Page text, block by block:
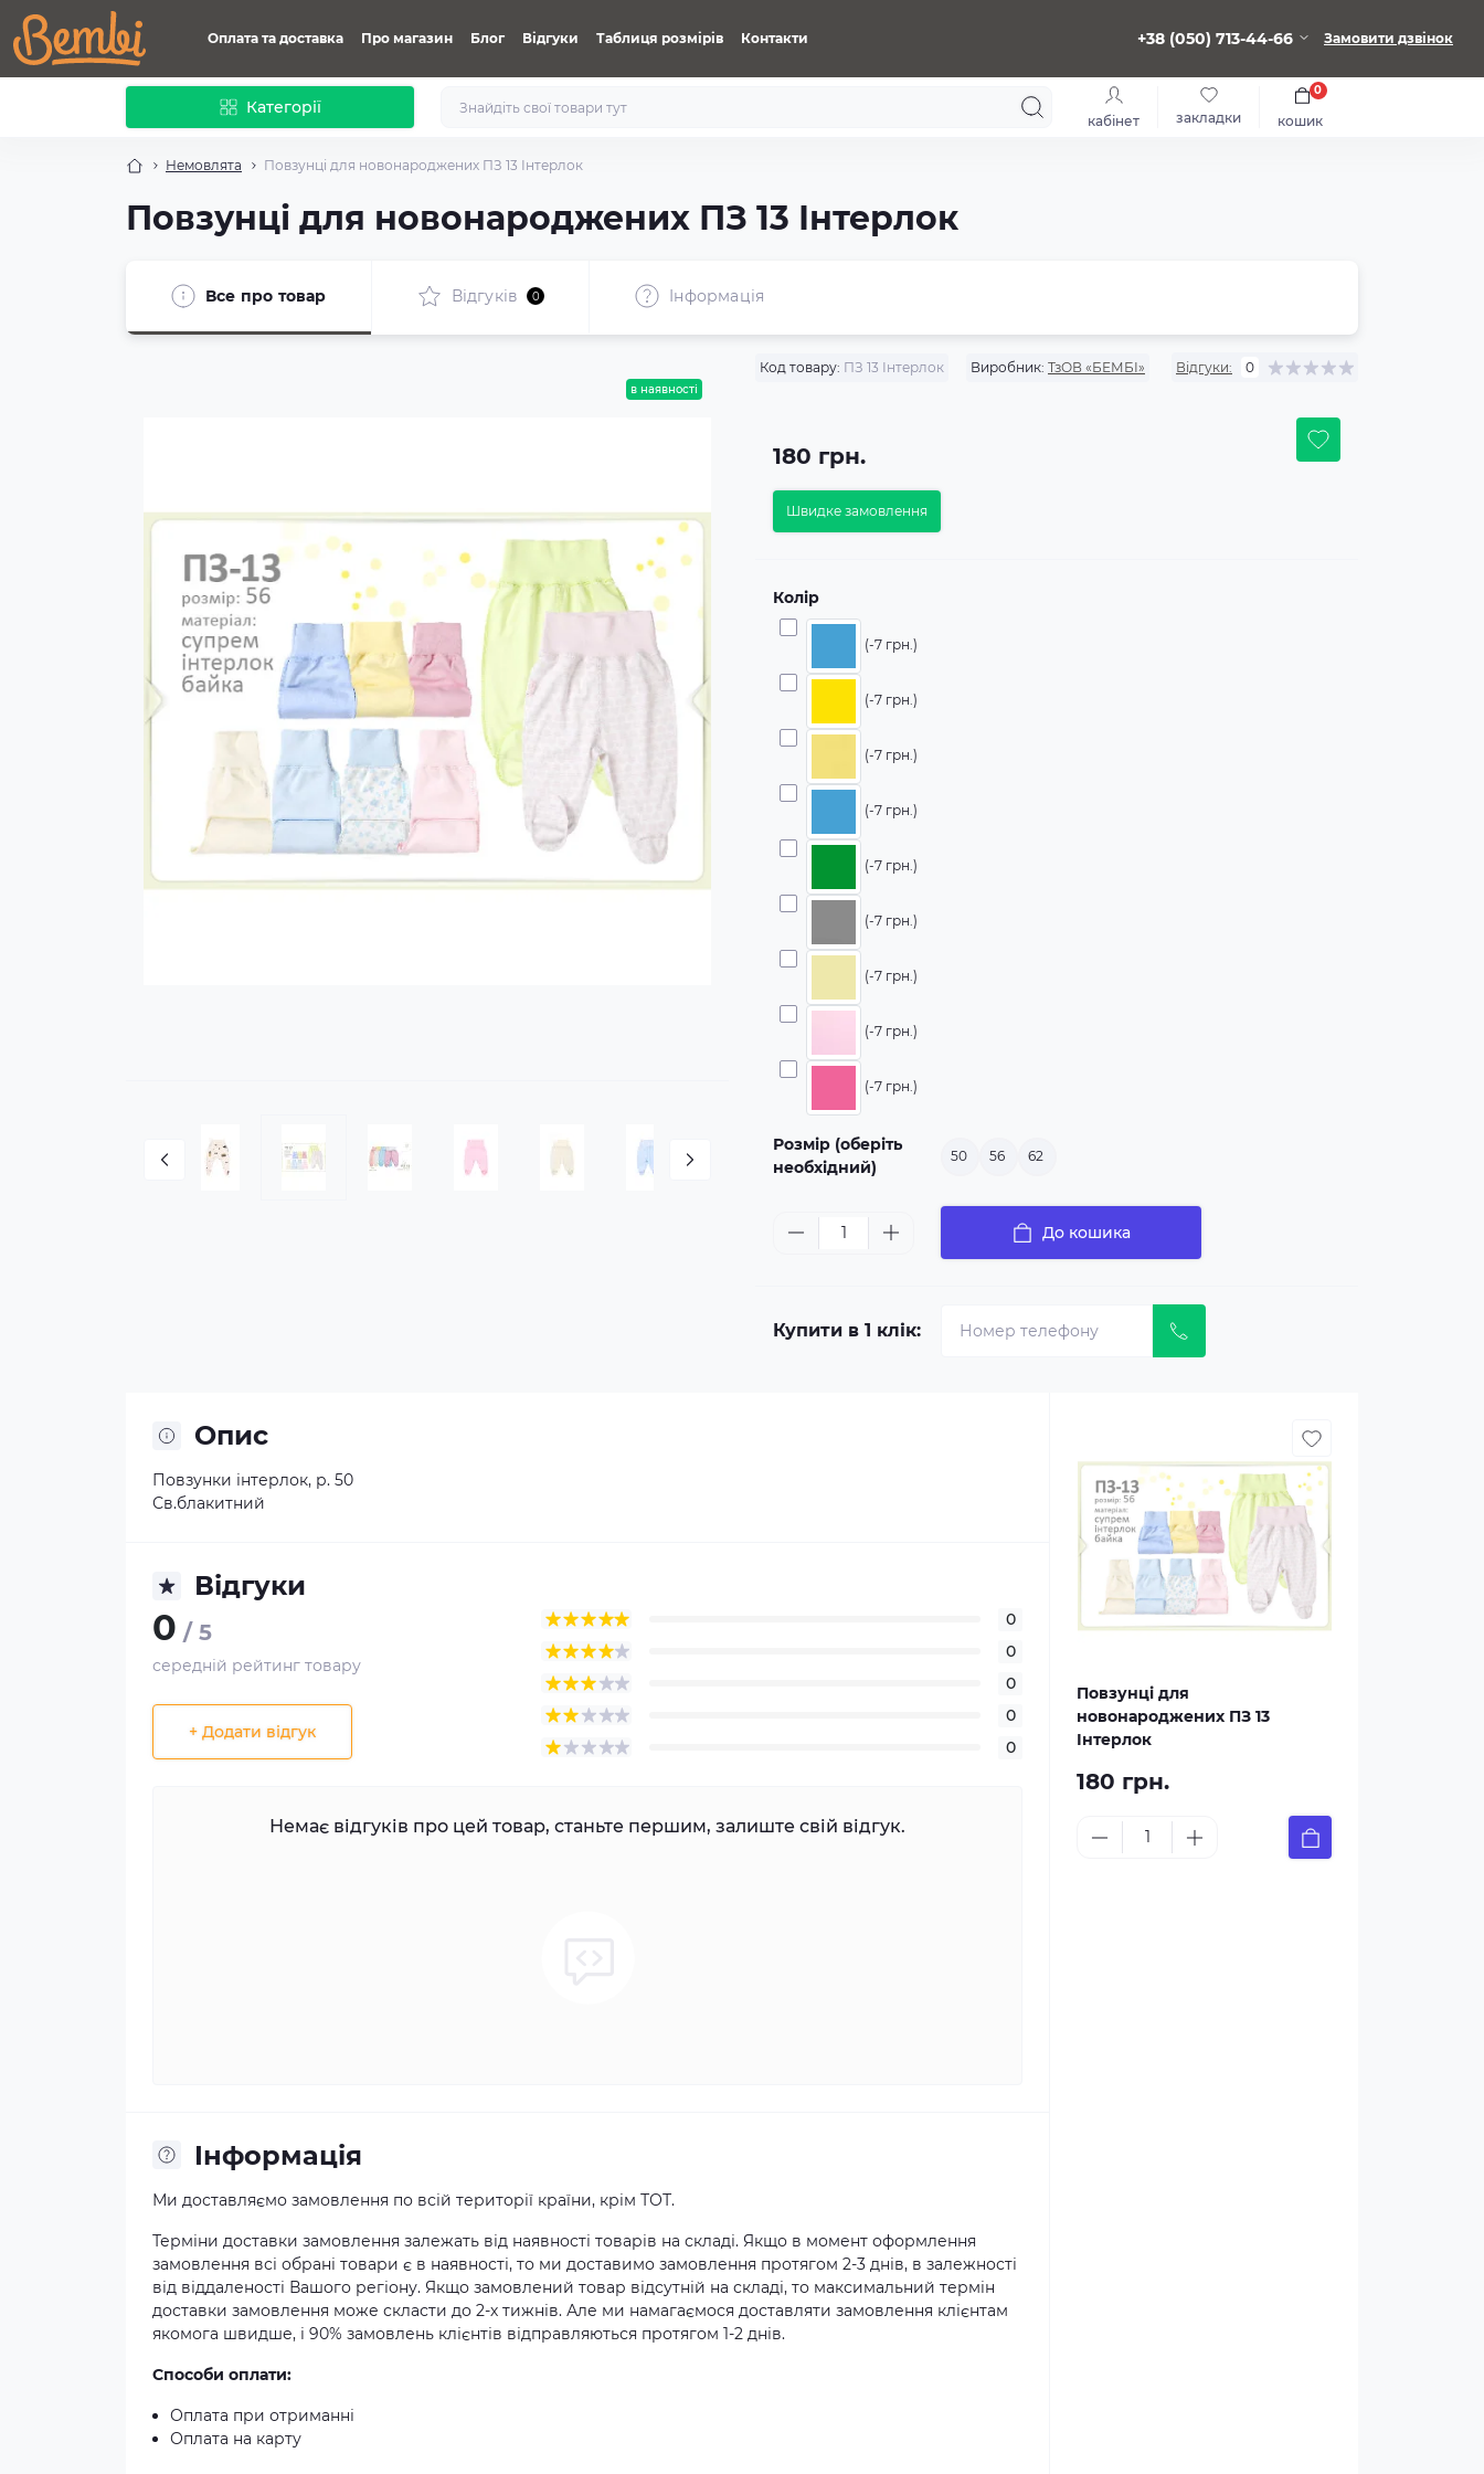
Оплата та доставка Про магазин Блог Відгуки Таблиця розмірів Контакти +38 (050) 713-44-66 Замовити дзвінок
Категорії
кабінет закладки кошик
0
Немовлята Повзунці для новонароджених ПЗ 13 Інтерлок
Повзунці для новонароджених ПЗ 13 Інтерлок
Все про товар Відгуків 0 Iнформація
в наявності
Код товару: ПЗ 13 Інтерлок Виробник: ТзОВ «БЕМБІ» Відгуки: 0
180 грн.
Швидке замовлення
Колір
(-7 грн.)
(-7 грн.)
(-7 грн.)
(-7 грн.)
(-7 грн.)
(-7 грн.)
(-7 грн.)
(-7 грн.)
(-7 грн.)
Розмір (оберіть
необхідний)
50 56 62
До кошика
Купити в 1 клік:
Опис
Повзунки інтерлок, р. 50
Св.блакитний
Відгуки
0 / 5
середній рейтинг товару
+ Додати відгук
0
0
0
0
0
Немає відгуків про цей товар, станьте першим, залиште свій відгук.
Iнформація
Ми доставляємо замовлення по всій території країни, крім ТОТ.
Терміни доставки замовлення залежать від наявності товарів на складі. Якщо в момент оформлення
замовлення всі обрані товари є в наявності, то ми доставимо замовлення протягом 2-3 днів, в залежності
від віддаленості Вашого регіону. Якщо замовлений товар відсутній на складі, то максимальний термін
доставки замовлення може скласти до 2-х тижнів. Але ми намагаємося доставляти замовлення клієнтам
якомога швидше, і 90% замовлень клієнтів відправляються протягом 1-2 днів.
Способи оплати:
Оплата при отриманні
Оплата на карту
Повзунці для
новонароджених ПЗ 13
Інтерлок
180 грн.